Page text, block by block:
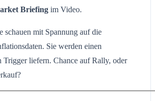
Briefing im Video.
schauen mit Spannung auf die
Sie werden einen
Trigger liefern. Chance auf Rally, oder